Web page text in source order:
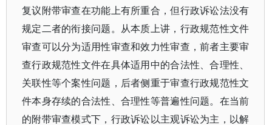
复议附带审查在功能上有所重合，但行政诉讼法没有
规定二者的衔接问题。从本质上讲，行政规范性文件
审查可以分为适用性审查和效力性审查，前者主要审
查行政规范性文件在具体适用中的合法性、合理性、
关联性等个案性问题，后者侧重于审查行政规范性文
件本身存续的合法性、合理性等普遍性问题。在当前
的附带审查模式下，行政诉讼以主观诉讼为主，以解